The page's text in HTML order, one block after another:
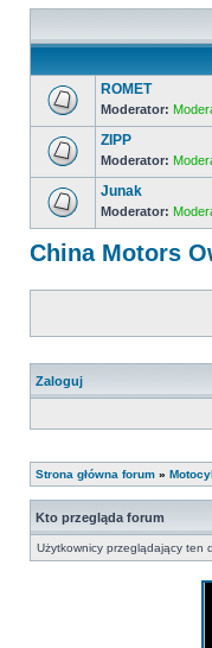
ROMET
Moderator:
ZIPP
Moderator:
Junak
Moderator:
China Motors
Zaloguj
Strona główna forum »
Kto przegląda forum
Użytkownicy przeglądający ten